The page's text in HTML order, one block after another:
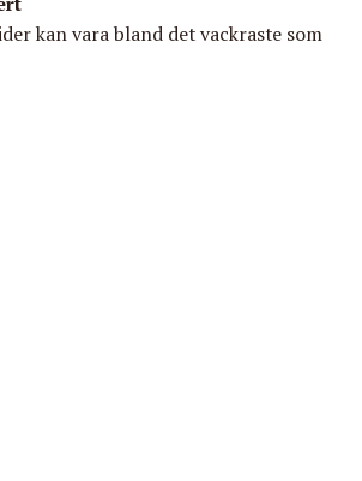
kan vara bland det vackraste som